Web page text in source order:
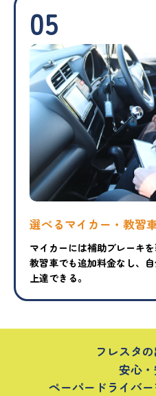
05
選べるマイカー・教習
マイカーには補助ブレーキ
教習車でも追加料金なし、
上達できる。
フレスタ
安心
ペーパードライバ